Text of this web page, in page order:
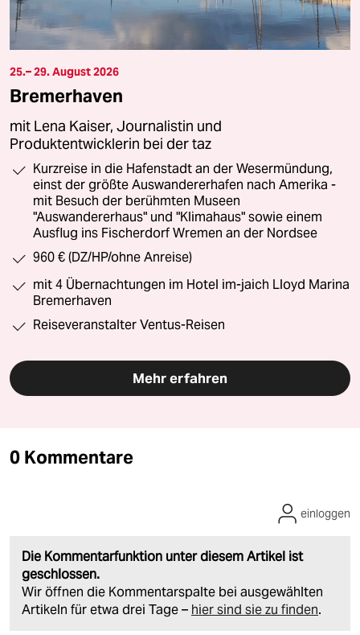
25.– 29. August 2026
Bremerhaven
mit Lena Kaiser, Journalistin und
Produktentwicklerin bei der taz
Kurzreise in die Hafenstadt an der Wesermündung,
einst der größte Auswandererhafen nach Amerika -
mit Besuch der berühmten Museen
"Auswandererhaus" und "Klimahaus" sowie einem
Ausflug ins Fischerdorf Wremen an der Nordsee
960 € (DZ/HP/ohne Anreise)
mit 4 Übernachtungen im Hotel im-jaich Lloyd Marina
Bremerhaven
Reiseveranstalter Ventus-Reisen
Mehr erfahren
0 Kommentare
Die Kommentarfunktion unter diesem Artikel ist
geschlossen.
Wir öffnen die Kommentarspalte bei ausgewählten
Artikeln für etwa drei Tage – hier sind sie zu finden.
einloggen